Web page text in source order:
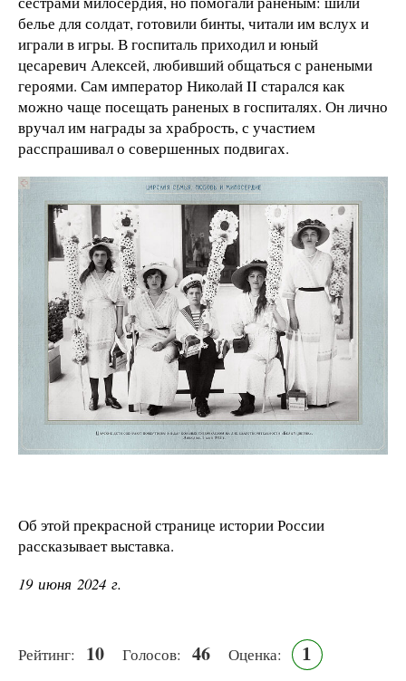
белье для солдат, готовили бинты, читали им вслух и
играли в игры. В госпиталь приходил и юный
цесаревич Алексей, любивший общаться с ранеными
героями. Сам император Николай II старался как
можно чаще посещать раненых в госпиталях. Он лично
вручал им награды за храбрость, с участием
расспрашивал о совершенных подвигах.
Об этой прекрасной странице истории России
рассказывает выставка.
19 июня 2024 г.
Рейтинг: 10 Голосов: 46 Оценка: 1